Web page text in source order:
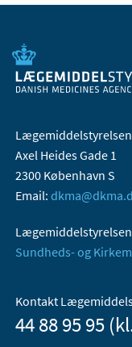
Lægemiddelstyrelsen
Axel Heides Gade 1
2300 København S
Email:
Sundheds- og
Kontakt
44 88 95 95